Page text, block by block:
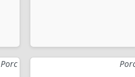
Porc